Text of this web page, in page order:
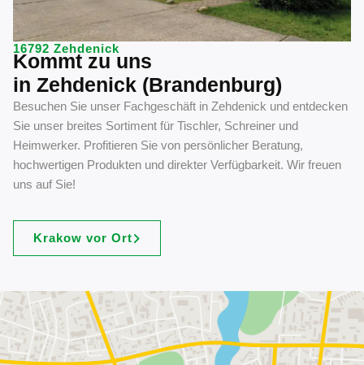
16792 Zehdenick
Kommt zu uns
in Zehdenick (Brandenburg)
Besuchen Sie unser Fachgeschäft in Zehdenick und entdecken
Sie unser breites Sortiment für Tischler, Schreiner und
Heimwerker. Profitieren Sie von persönlicher Beratung,
hochwertigen Produkten und direkter Verfügbarkeit. Wir freuen
uns auf Sie!
Krakow vor Ort